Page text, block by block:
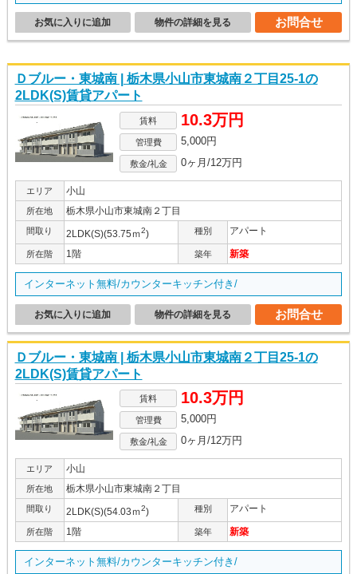
お問合せ
物件の詳細を見る
お気に入りに追加
Ｄブルー・東城南 | 栃木県小山市東城南２丁目25-1の
2LDK(S)賃貸アパート
賃料 10.3万円
管理費 5,000円
敷金/礼金 0ヶ月/12万円
エリア 小山
所在地 栃木県小山市東城南２丁目
間取り 2LDK(S)(53.75ｍ2) 種別 アパート
所在階 1階 築年 新築
インターネット無料/カウンターキッチン付き/
お問合せ
物件の詳細を見る
お気に入りに追加
Ｄブルー・東城南 | 栃木県小山市東城南２丁目25-1の
2LDK(S)賃貸アパート
賃料 10.3万円
管理費 5,000円
敷金/礼金 0ヶ月/12万円
エリア 小山
所在地 栃木県小山市東城南２丁目
間取り 2LDK(S)(54.03ｍ2) 種別 アパート
所在階 1階 築年 新築
インターネット無料/カウンターキッチン付き/